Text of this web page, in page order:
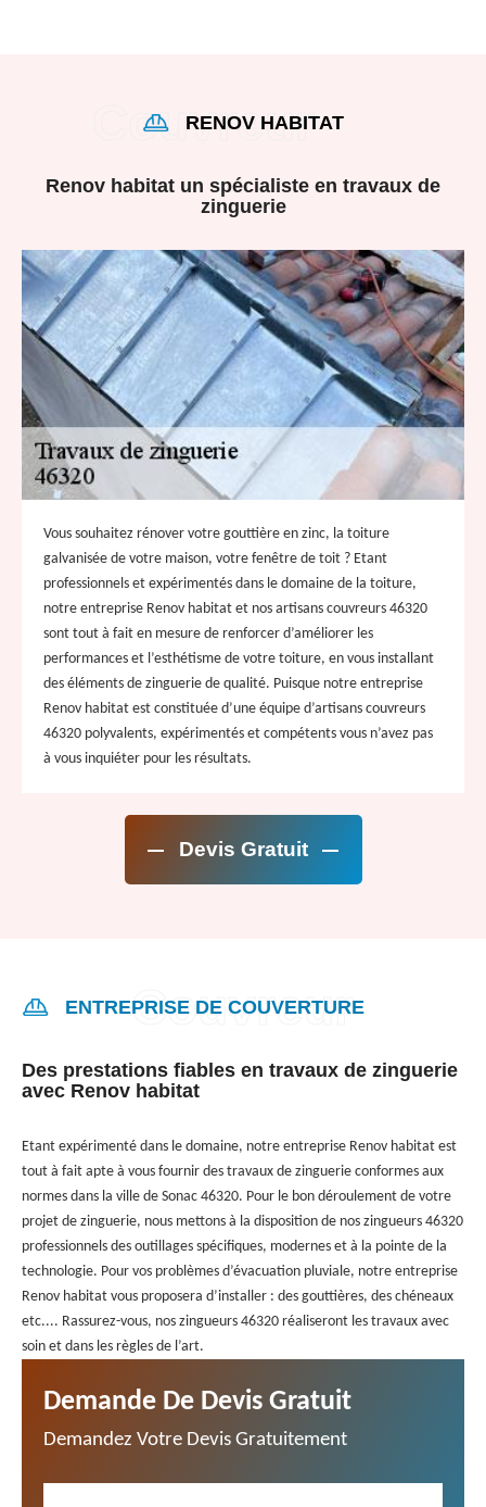
RENOV HABITAT
Renov habitat un spécialiste en travaux de
zinguerie
Vous souhaitez rénover votre gouttière en zinc, la toiture
galvanisée de votre maison, votre fenêtre de toit ? Etant
professionnels et expérimentés dans le domaine de la toiture,
notre entreprise Renov habitat et nos artisans couvreurs 46320
sont tout à fait en mesure de renforcer d’améliorer les
performances et l’esthétisme de votre toiture, en vous installant
des éléments de zinguerie de qualité. Puisque notre entreprise
Renov habitat est constituée d’une équipe d’artisans couvreurs
46320 polyvalents, expérimentés et compétents vous n’avez pas
à vous inquiéter pour les résultats.
Devis Gratuit
ENTREPRISE DE COUVERTURE
Des prestations fiables en travaux de zinguerie
avec Renov habitat
Etant expérimenté dans le domaine, notre entreprise Renov habitat est
tout à fait apte à vous fournir des travaux de zinguerie conformes aux
normes dans la ville de Sonac 46320. Pour le bon déroulement de votre
projet de zinguerie, nous mettons à la disposition de nos zingueurs 46320
professionnels des outillages spécifiques, modernes et à la pointe de la
technologie. Pour vos problèmes d’évacuation pluviale, notre entreprise
Renov habitat vous proposera d’installer : des gouttières, des chéneaux
etc.... Rassurez-vous, nos zingueurs 46320 réaliseront les travaux avec
soin et dans les règles de l’art.
Demande De Devis Gratuit
Demandez Votre Devis Gratuitement